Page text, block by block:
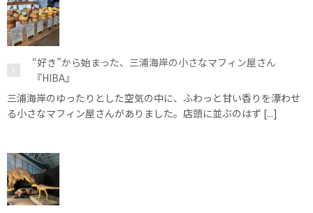
“好き”から始まった、三浦海岸の小さなマフィン屋さん
『HIBA』
三浦海岸のゆったりとした空気の中に、ふわっと甘い香りを漂わせ
る小さなマフィン屋さんがありました。店頭に並ぶのはず [...]